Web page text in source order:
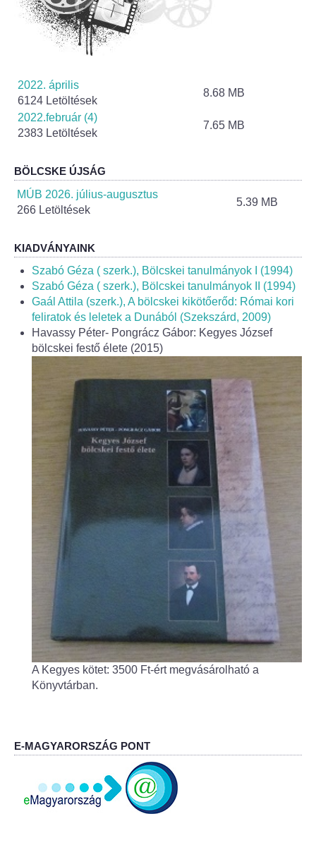
INTÉZMÉNYEK
Bölcskei Mesevár Óvoda és Bölcsőde
Óvodakert
Egészségügy
Gyermekorvos
Védőnői szolgálat
Központi orvosi ügyelet
Alapszolgáltatási Központ
Kultúra
IKSZT - Integrált Közösségi és Szolgáltató Tér
Rendezvényház
Körzeti megbízott
ESEMÉNYEK
TESTVÉRTELEPÜLÉSÜNK:
CSÍKSZÉPVÍZ
Választási ügyintézés
2024. évi általános választások
2022. április
6124 Letöltések
8.68 MB
2022.február (4)
2383 Letöltések
7.65 MB
BÖLCSKE ÚJSÁG
MÚB 2026. július-augusztus
266 Letöltések
5.39 MB
KIADVÁNYAINK
Szabó Géza ( szerk.), Bölcskei tanulmányok I (1994)
Szabó Géza ( szerk.), Bölcskei tanulmányok II (1994)
Gaál Attila (szerk.), A bölcskei kikötőerőd: Római kori
feliratok és leletek a Dunából (Szekszárd, 2009)
Havassy Péter- Pongrácz Gábor: Kegyes József
bölcskei festő élete (2015)
A Kegyes kötet: 3500 Ft-ért megvásárolható a
Könyvtárban.
E-MAGYARORSZÁG PONT